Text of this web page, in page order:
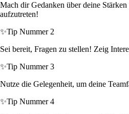
Mach dir Gedanken über deine
aufzutreten!
✨Tip Nummer 2
Sei bereit, Fragen zu stellen! Zeig
✨Tip Nummer 3
Nutze die Gelegenheit, um deine
✨Tip Nummer 4